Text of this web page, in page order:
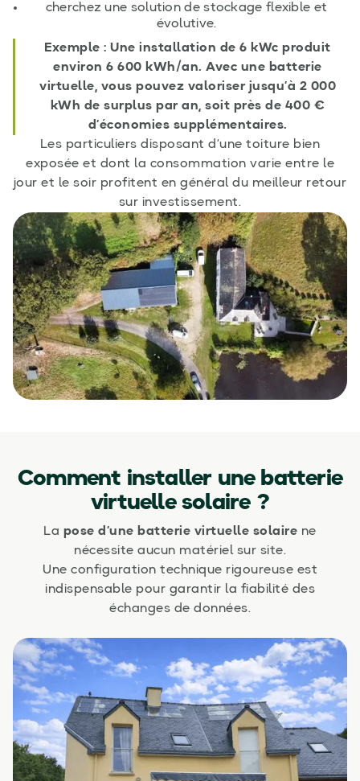
cherchez une solution de stockage flexible et
évolutive.
Exemple : Une installation de 6 kWc produit
environ 6 600 kWh/an. Avec une batterie
virtuelle, vous pouvez valoriser jusqu’à 2 000
kWh de surplus par an, soit près de 400 €
d’économies supplémentaires.
Les particuliers disposant d’une toiture bien
exposée et dont la consommation varie entre le
jour et le soir profitent en général du meilleur retour
sur investissement.
Comment installer une batterie
virtuelle solaire ?
La pose d’une batterie virtuelle solaire ne
nécessite aucun matériel sur site.
Une configuration technique rigoureuse est
indispensable pour garantir la fiabilité des
échanges de données.